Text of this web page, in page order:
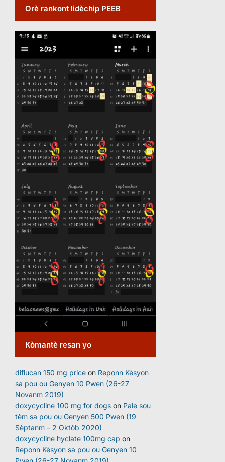
Orè rankont lidèchip PEEB
Kòmantè resan yo
diflucan 150 mg price on Reponn Kèsyon
sa pou ou Genyen 10 Pwen (26-27
Novanm 2019)
doxycycline 100 mg for dogs on Pale sou
tèm sa pou ou Genyen 500 Pwen (19
Sèptanm – 2 Oktòb 2020)
doxycycline hyclate 100mg cap on
Reponn Kèsyon sa pou ou Genyen 10